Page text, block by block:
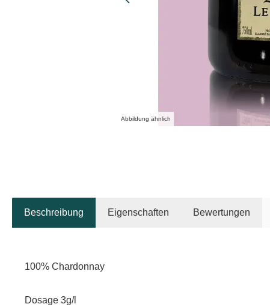
Abbildung ähnlich
Beschreibung Eigenschaften Bewertungen
100% Chardonnay
Dosage 3g/l